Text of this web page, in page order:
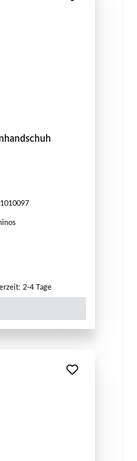
Preis:
2-4 Tage